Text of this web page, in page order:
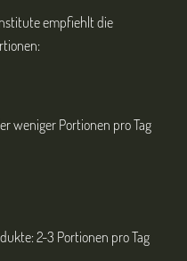
empfiehlt die
weniger Portionen pro Tag
2-3 Portionen pro Tag